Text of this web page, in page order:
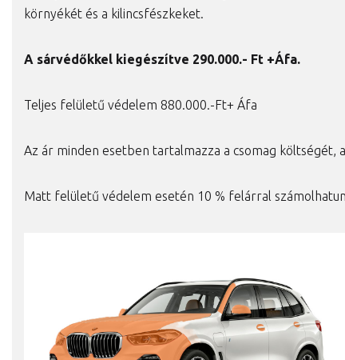
környékét és a kilincsfészkeket.
A sárvédőkkel kiegészítve 290.000.- Ft +Áfa.
Teljes felületű védelem 880.000.-Ft+ Áfa
Az ár minden esetben tartalmazza a csomag költségét,
Matt felületű védelem esetén 10 % felárral